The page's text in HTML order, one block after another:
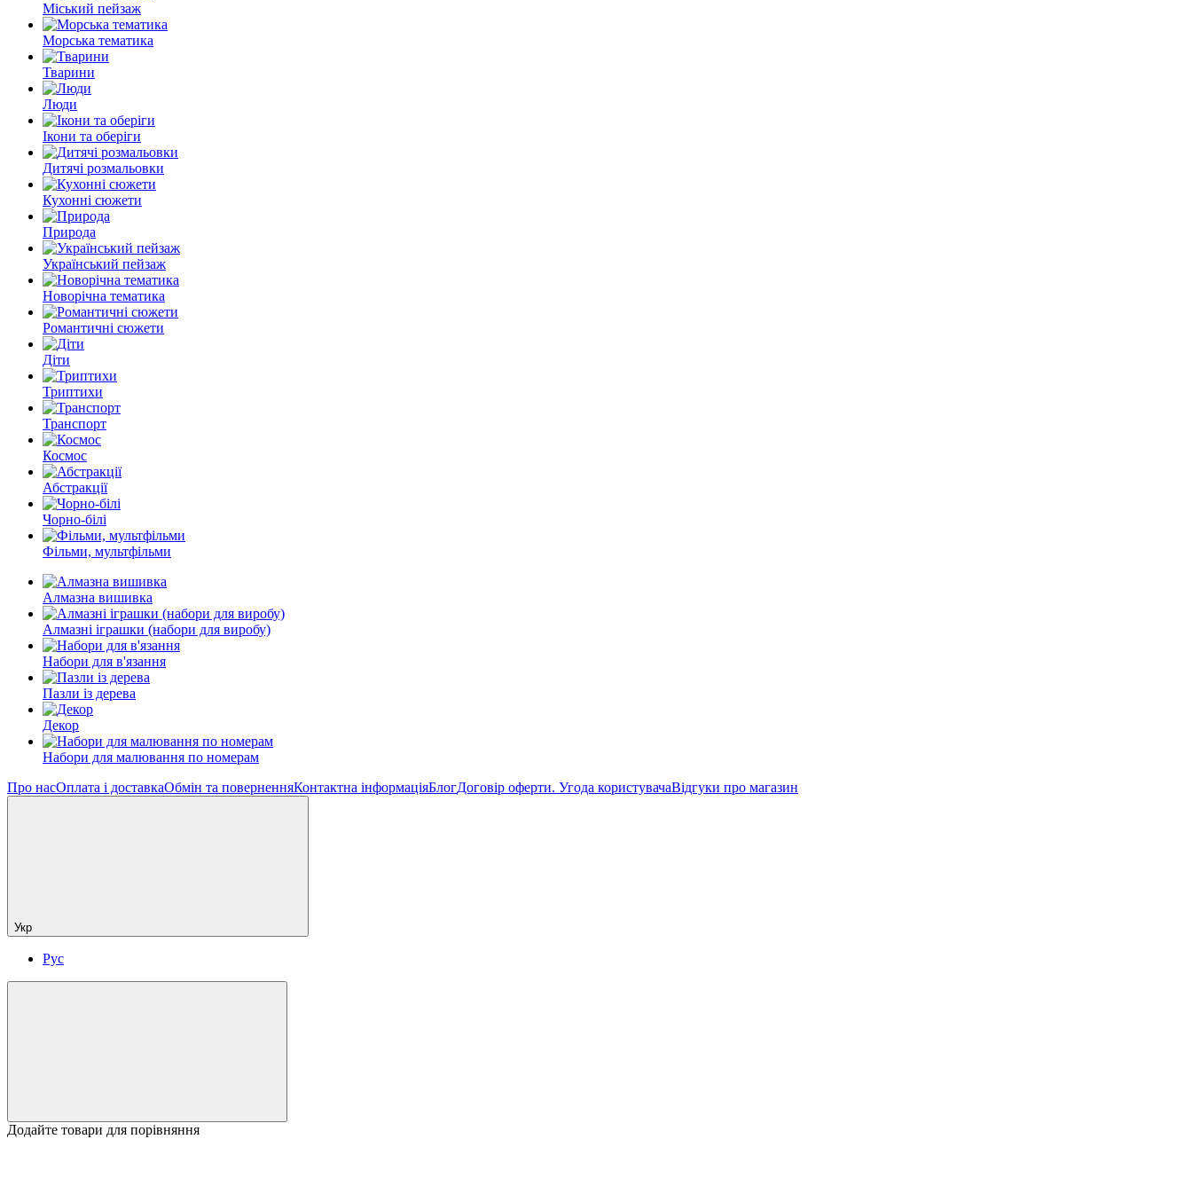
Міський пейзаж
Морська тематика
Тварини
Люди
Ікони та оберіги
Дитячі розмальовки
Кухонні сюжети
Природа
Український пейзаж
Новорічна тематика
Романтичні сюжети
Діти
Триптихи
Транспорт
Космос
Абстракції
Чорно-білі
Фільми, мультфільми
Алмазна вишивка
Алмазні іграшки (набори для виробу)
Набори для в'язання
Пазли із дерева
Декор
Набори для малювання по номерам
Про насОплата і доставкаОбмін та поверненняКонтактна інформаціяБлогДоговір оферти. Угода користувачаВідгуки про магазин
Укр
Рус
Додайте товари для порівняння